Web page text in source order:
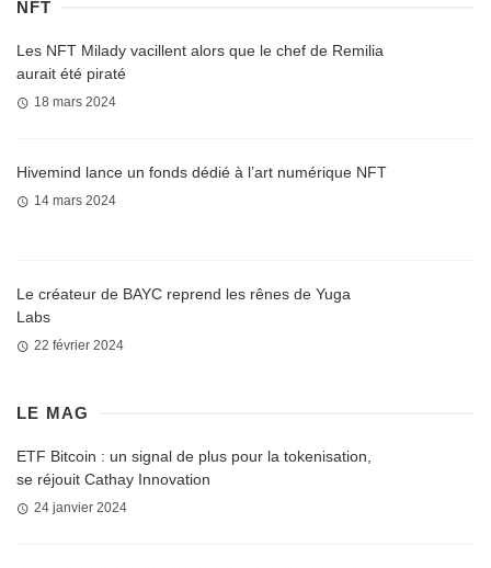
NFT
Les NFT Milady vacillent alors que le chef de Remilia
aurait été piraté
18 mars 2024
Hivemind lance un fonds dédié à l’art numérique NFT
14 mars 2024
Le créateur de BAYC reprend les rênes de Yuga
Labs
22 février 2024
LE MAG
ETF Bitcoin : un signal de plus pour la tokenisation,
se réjouit Cathay Innovation
24 janvier 2024